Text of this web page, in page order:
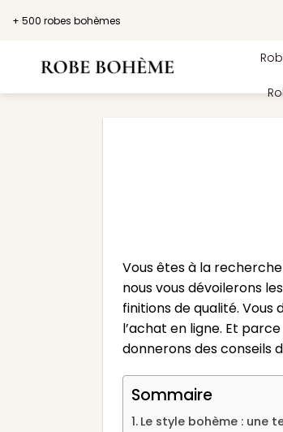
+ 500 robes bohèmes
Vous êtes à la
nous vous dévoilerons
finitions de qualité.
l’achat en ligne. Et
donnerons des conseils
Sommaire
Le style bohème : une